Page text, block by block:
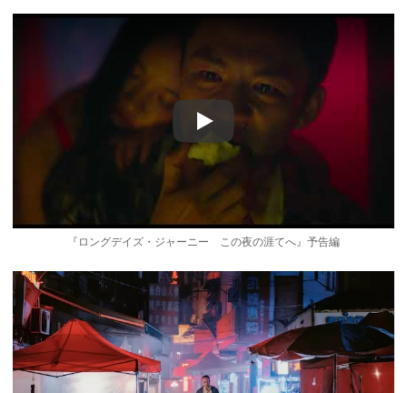
Play
『ロングデイズ・ジャーニー この夜の涯てへ』予告編